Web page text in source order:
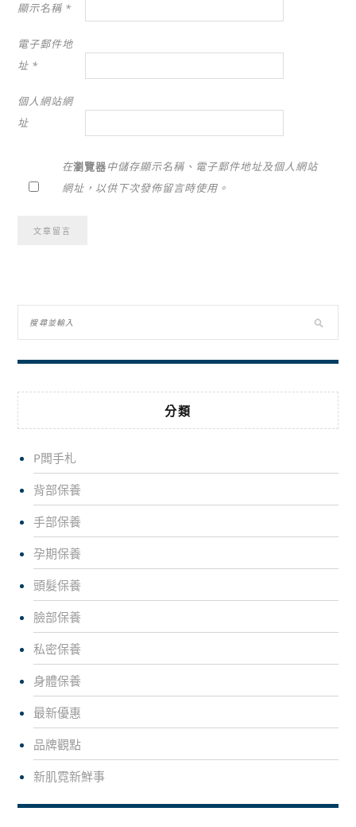
顯示名稱 *
電子郵件地
址 *
個人網站網
址
在瀏覽器中儲存顯示名稱、電子郵件地址及個人網站
網址，以供下次發佈留言時使用。
分類
P闆手札
背部保養
手部保養
孕期保養
頭髮保養
臉部保養
私密保養
身體保養
最新優惠
品牌觀點
新肌霓新鮮事